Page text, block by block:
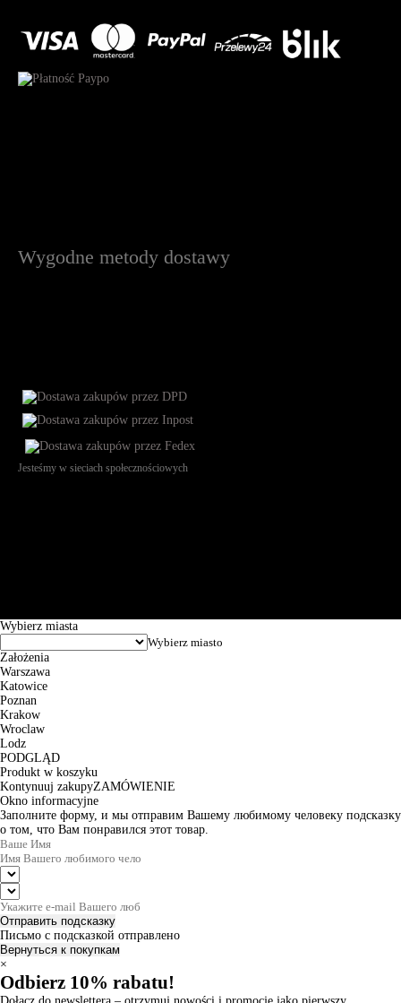
Wygodne metody dostawy
Jesteśmy w sieciach społecznościowych
Wybierz miasta
Założenia
Warszawa
Katowice
Poznan
Krakow
Wroclaw
Lodz
PODGLĄD
Produkt w koszyku
Kontynuuj zakupyZAMÓWIENIE
Okno informacyjne
Заполните форму, и мы отправим Вашему любимому человеку подсказку
о том, что Вам понравился этот товар.
Отправить подсказку
Письмо с подсказкой отправлено
Вернуться к покупкам
×
Odbierz 10% rabatu!